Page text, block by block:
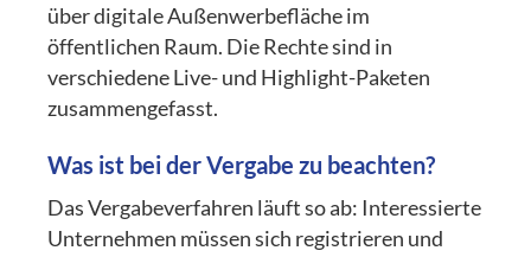
über digitale Außenwerbefläche im
öffentlichen Raum. Die Rechte sind in
verschiedene Live- und Highlight-Paketen
zusammengefasst.
Was ist bei der Vergabe zu beachten?
Das Vergabeverfahren läuft so ab: Interessierte
Unternehmen müssen sich registrieren und